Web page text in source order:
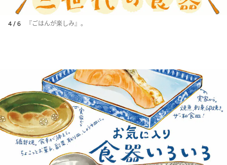
4 / 6 『ごはんが楽しみ』。